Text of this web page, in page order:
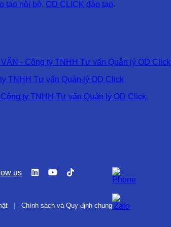
tạo nội bộ, OD CLICK đào tạo.
- Công ty TNHH Tư vấn Quản lý OD Click
TNHH Tư vấn Quản lý OD Click
ty TNHH Tư vấn Quản lý OD Click
us
Chính sách và Quy định chung